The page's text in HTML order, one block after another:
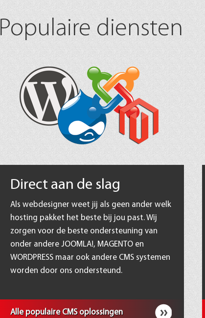
Populaire diensten
Direct aan de slag
Als webdesigner weet jij als geen ander welk
hosting pakket het beste bij jou past. Wij
zorgen voor de beste ondersteuning van
onder andere JOOMLA!, MAGENTO en
WORDPRESS maar ook andere CMS systemen
worden door ons ondersteund.
Alle populaire CMS oplossingen